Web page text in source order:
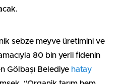
sebze meyve üretimini ve
80 bin yerli fidenin
Gölbaşı Belediye hatay